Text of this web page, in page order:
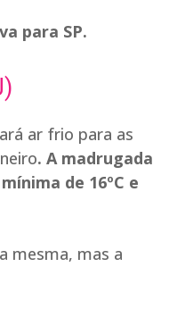
para SP.
ar frio para as
. A madrugada
de 16ºC e
mesma, mas a